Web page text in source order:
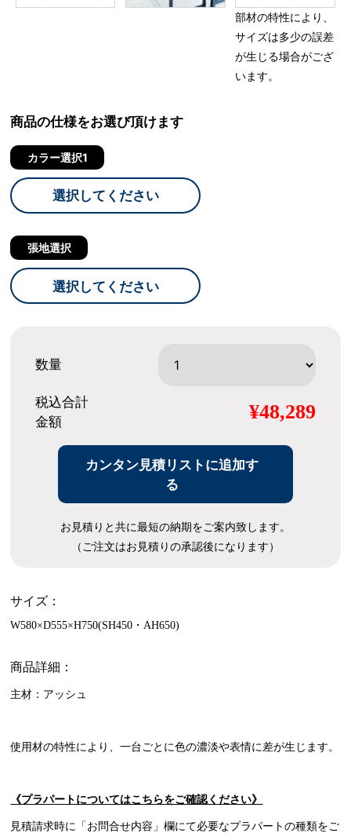
部材の特性により、
サイズは多少の誤差
が生じる場合がござ
います。
商品の仕様をお選び頂けます
カラー選択1
選択してください
張地選択
選択してください
数量
税込合計
金額
¥48,289
カンタン見積リストに追加す
る
お見積りと共に最短の納期をご案内致します。
（ご注文はお見積りの承認後になります）
サイズ：
W580×D555×H750(SH450・AH650)
商品詳細：
主材：アッシュ
使用材の特性により、一台ごとに色の濃淡や表情に差が生じます。
《プラパートについてはこちらをご確認ください》
見積請求時に「お問合せ内容」欄にて必要なプラパートの種類をご